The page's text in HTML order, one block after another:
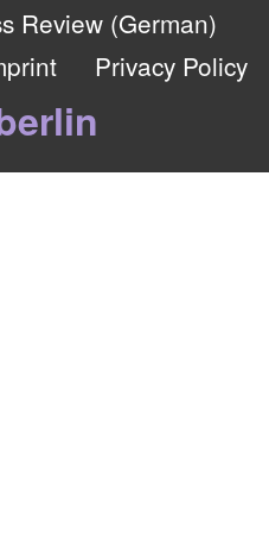
Review (German)
Privacy Policy